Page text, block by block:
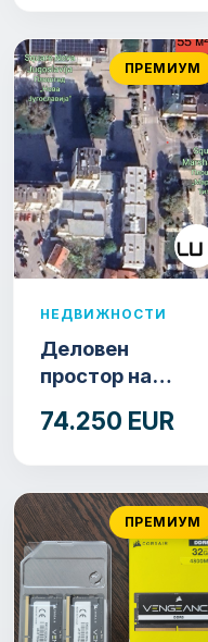
ПРЕМИУМ
НЕДВИЖНОСТИ
Деловен
простор на
– Куманово
74.250 EUR
ПРЕМИУМ